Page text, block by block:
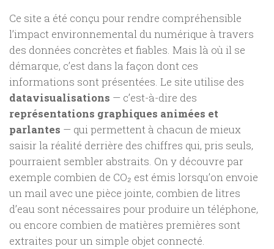
Ce site a été conçu pour rendre compréhensible
l’impact environnemental du numérique à travers
des données concrètes et fiables. Mais là où il se
démarque, c’est dans la façon dont ces
informations sont présentées. Le site utilise des
datavisualisations — c’est-à-dire des
représentations graphiques animées et
parlantes — qui permettent à chacun de mieux
saisir la réalité derrière des chiffres qui, pris seuls,
pourraient sembler abstraits. On y découvre par
exemple combien de CO₂ est émis lorsqu’on envoie
un mail avec une pièce jointe, combien de litres
d’eau sont nécessaires pour produire un téléphone,
ou encore combien de matières premières sont
extraites pour un simple objet connecté.